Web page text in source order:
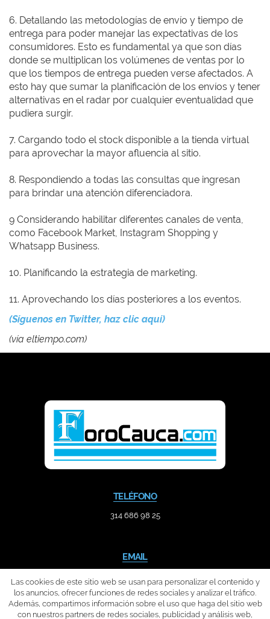
6. Detallando las metodologías de envío y tiempo de
entrega para poder manejar las expectativas de los
consumidores. Esto es fundamental ya que son días
donde se multiplican los volúmenes de ventas por lo
que los tiempos de entrega pueden verse afectados. A
esto hay que sumar la planificación de los envíos y tener
alternativas en el radar por cualquier eventualidad que
pudiera surgir.
7. Cargando todo el stock disponible a la tienda virtual
para aprovechar la mayor afluencia al sitio.
8. Respondiendo a todas las consultas que ingresan
para brindar una atención diferenciadora.
9 Considerando habilitar diferentes canales de venta,
como Facebook Market, Instagram Shopping y
Whatsapp Business.
10. Planificando la estrategia de marketing.
11. Aprovechando los días posteriores a los eventos.
(Síguenos en Twitter, haz clic aquí)
(vía eltiempo.com)
TELÉFONO
314 686 98 25
EMAIL
Las cookies de este sitio web se usan para personalizar el contenido y
los anuncios, ofrecer funciones de redes sociales y analizar el tráfico.
Además, compartimos información sobre el uso que haga del sitio web
con nuestros partners de redes sociales, publicidad y análisis web,